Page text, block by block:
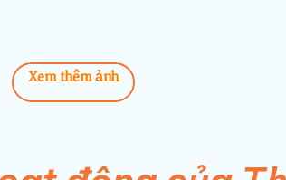
Xem thêm ảnh